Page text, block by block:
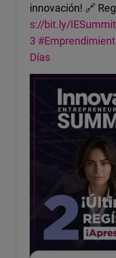
innovación! 🔗
s://bit.ly/
3
Días